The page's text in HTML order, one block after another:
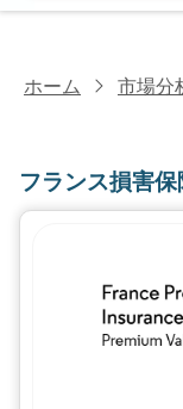
ホーム 市場分
フランス損害